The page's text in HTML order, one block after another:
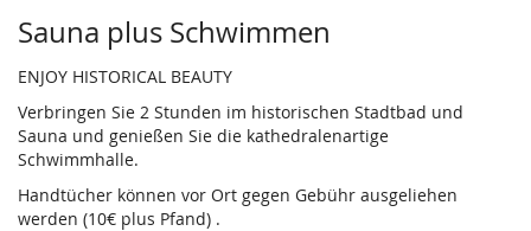
Sauna plus Schwimmen
ENJOY HISTORICAL BEAUTY
Verbringen Sie 2 Stunden im historischen Stadtbad und
Sauna und genießen Sie die kathedralenartige
Schwimmhalle.
Handtücher können vor Ort gegen Gebühr ausgeliehen
werden (10€ plus Pfand) .